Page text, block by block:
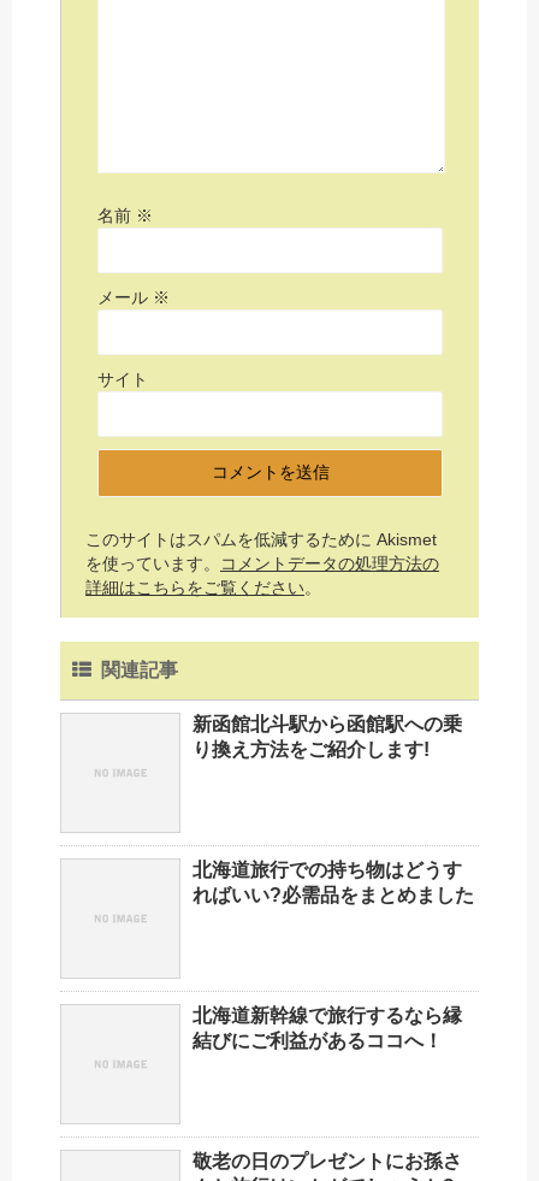
名前 ※
メール ※
サイト
このサイトはスパムを低減するために Akismet
を使っています。
コメントデータの処理方法の
詳細はこちらをご覧ください。
関連記事
新函館北斗駅から函館駅への乗
り換え方法をご紹介します!
北海道旅行での持ち物はどうす
ればいい?必需品をまとめました
北海道新幹線で旅行するなら縁
結びにご利益があるココへ！
敬老の日のプレゼントにお孫さ